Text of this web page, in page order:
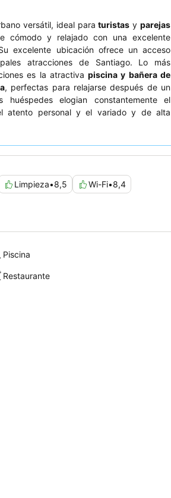
versátil, ideal paraturistas yparejas
cómodo y relajado con una excelente
excelente ubicación ofrece un acceso
atracciones de Santiago. Lo más
es la atractivapiscina y bañera de
, perfectas para relajarse después de un
elogian constantemente el
atento personal y el variado y de alta
más tranquila, considere solicitar una
Limpieza•8,5 Wi-Fi•8,4
Piscina
Restaurante